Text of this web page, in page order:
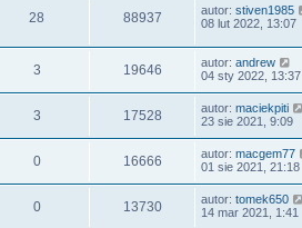
28 88937 autor: stiven1985
08 lut 2022, 13:07
3 19646 autor: andrew
04 sty 2022, 13:37
3 17528 autor: maciekpiti
23 sie 2021, 9:09
0 16666 autor: macgem77
01 sie 2021, 21:18
0 13730 autor: tomek650
14 mar 2021, 1:41